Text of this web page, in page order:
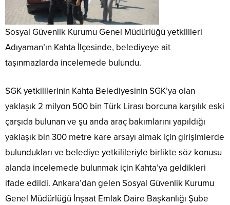
Sosyal Güvenlik Kurumu Genel Müdürlüğü yetkilileri
Adıyaman’ın Kahta İlçesinde, belediyeye ait
taşınmazlarda incelemede bulundu.
SGK yetkililerinin Kahta Belediyesinin SGK’ya olan
yaklaşık 2 milyon 500 bin Türk Lirası borcuna karşılık eski
çarşıda bulunan ve şu anda araç bakımlarını yapıldığı
yaklaşık bin 300 metre kare arsayı almak için girişimlerde
bulundukları ve belediye yetkilileriyle birlikte söz konusu
alanda incelemede bulunmak için Kahta’ya geldikleri
ifade edildi. Ankara’dan gelen Sosyal Güvenlik Kurumu
Genel Müdürlüğü İnşaat Emlak Daire Başkanlığı Şube